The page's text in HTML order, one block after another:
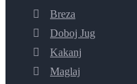
Breza
Doboj Jug
Kakanj
Maglaj